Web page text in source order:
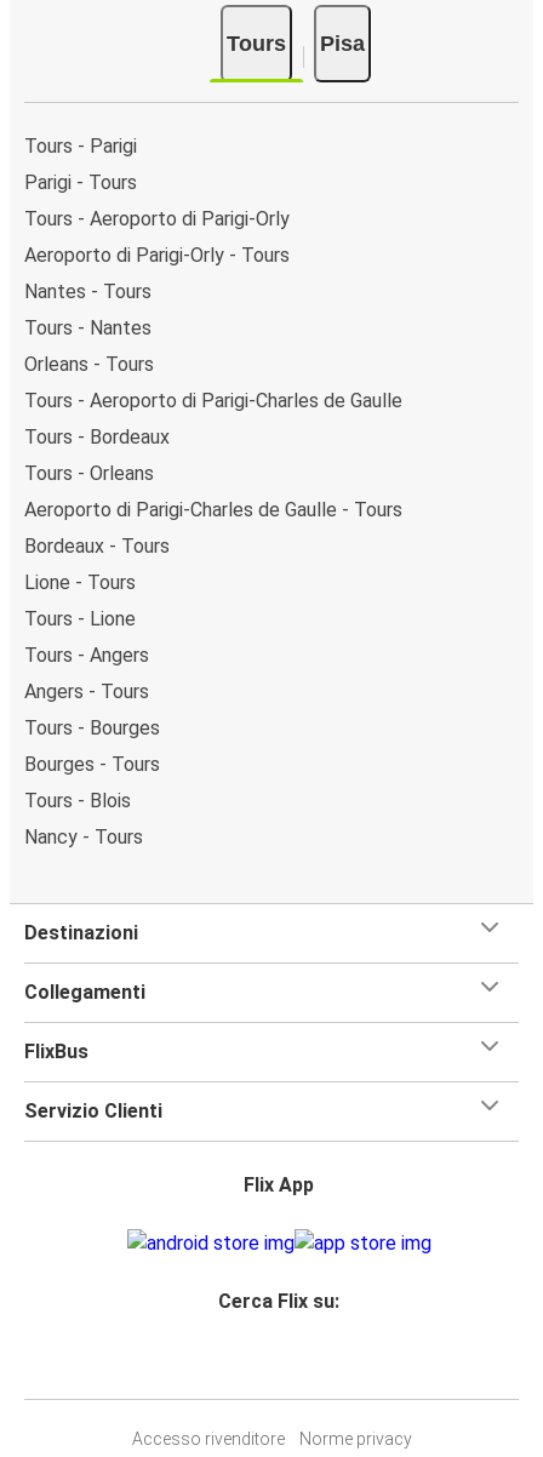
Tours Pisa
Tours - Parigi
Parigi - Tours
Tours - Aeroporto di Parigi-Orly
Aeroporto di Parigi-Orly - Tours
Nantes - Tours
Tours - Nantes
Orleans - Tours
Tours - Aeroporto di Parigi-Charles de Gaulle
Tours - Bordeaux
Tours - Orleans
Aeroporto di Parigi-Charles de Gaulle - Tours
Bordeaux - Tours
Lione - Tours
Tours - Lione
Tours - Angers
Angers - Tours
Tours - Bourges
Bourges - Tours
Tours - Blois
Nancy - Tours
Destinazioni
Collegamenti
FlixBus
Servizio Clienti
Flix App
Cerca Flix su:
Accesso rivenditore Norme privacy